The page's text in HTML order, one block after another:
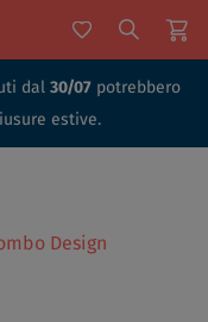
dal 30/07 potrebbero
estive.
Design